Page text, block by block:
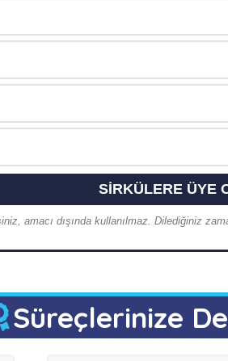
amacı dışında kullanılmaz. Dilediğiniz
Süreçlerinize